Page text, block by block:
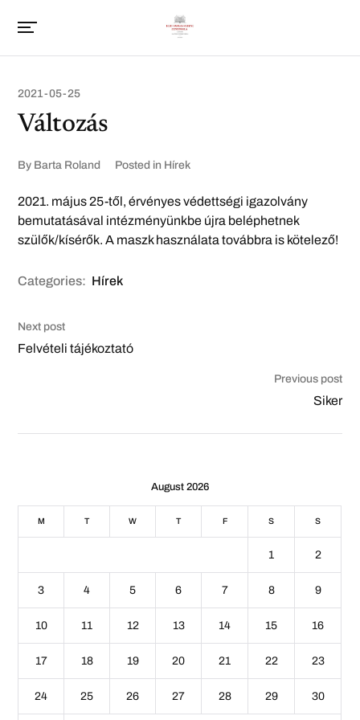
2021-05-25
Változás
By Barta Roland Posted in Hírek
2021. május 25-től, érvényes védettségi igazolvány
bemutatásával intézményünkbe újra beléphetnek
szülők/kísérők. A maszk használata továbbra is kötelező!
Categories: Hírek
Next post
Felvételi tájékoztató
Previous post
Siker
August 2026
M T W T F S S
1 2
3 4 5 6 7 8 9
10 11 12 13 14 15 16
17 18 19 20 21 22 23
24 25 26 27 28 29 30